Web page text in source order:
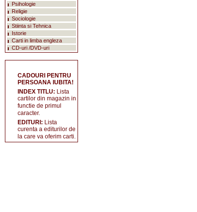
Psihologie
Religie
Sociologie
Stiinta si Tehnica
Istorie
Carti in limba engleza
CD-uri /DVD-uri
CADOURI PENTRU
PERSOANA IUBITA!
INDEX TITLU: Lista
cartilor din magazin in
functie de primul
caracter.
EDITURI: Lista
curenta a editurilor de
la care va oferim carti.